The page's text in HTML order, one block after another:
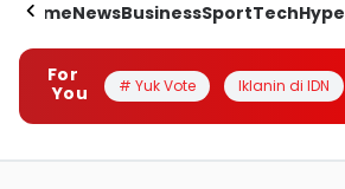
HomeNewsBusinessSportTechHype
For
You
# Yuk Vote Iklanin di IDN